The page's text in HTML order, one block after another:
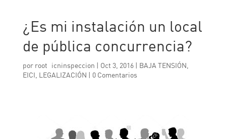
¿Es mi instalación un local
de pública concurrencia?
por root_icninspeccion | Oct 3, 2016| BAJA TENSIÓN
EICI LEGALIZACIÓN | 0 Comentarios